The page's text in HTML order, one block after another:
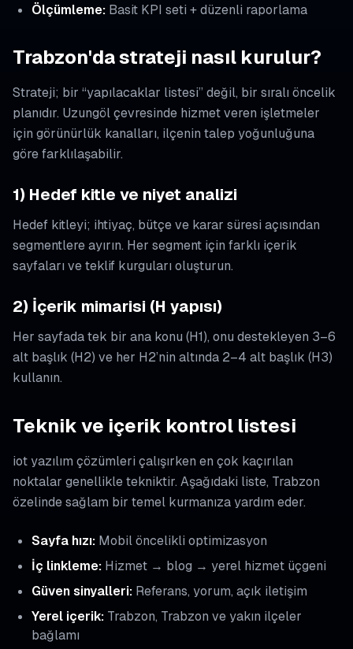
Ölçümleme: Basit KPI seti + düzenli raporlama
Trabzon'da strateji nasıl kurulur?
Strateji; bir “yapılacaklar listesi” değil, bir sıralı öncelik
planıdır. Uzungöl çevresinde hizmet veren işletmeler
için görünürlük kanalları, ilçenin talep yoğunluğuna
göre farklılaşabilir.
1) Hedef kitle ve niyet analizi
Hedef kitleyi; ihtiyaç, bütçe ve karar süresi açısından
segmentlere ayırın. Her segment için farklı içerik
sayfaları ve teklif kurguları oluşturun.
2) İçerik mimarisi (H yapısı)
Her sayfada tek bir ana konu (H1), onu destekleyen 3–6
alt başlık (H2) ve her H2’nin altında 2–4 alt başlık (H3)
kullanın.
Teknik ve içerik kontrol listesi
iot yazılım çözümleri çalışırken en çok kaçırılan
noktalar genellikle tekniktir. Aşağıdaki liste, Trabzon
özelinde sağlam bir temel kurmanıza yardım eder.
Sayfa hızı: Mobil öncelikli optimizasyon
İç linkleme: Hizmet → blog → yerel hizmet üçgeni
Güven sinyalleri: Referans, yorum, açık iletişim
Yerel içerik: Trabzon, Trabzon ve yakın ilçeler
bağlamı